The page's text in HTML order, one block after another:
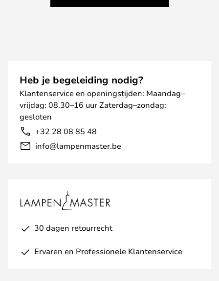
Heb je begeleiding nodig?
Klantenservice en openingstijden: Maandag–
vrijdag: 08.30–16 uur Zaterdag–zondag:
gesloten
+32 28 08 85 48
info@lampenmaster.be
30 dagen retourrecht
Ervaren en Professionele Klantenservice